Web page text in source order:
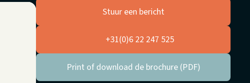
Stuur een bericht
+31(0)6 22 247 525
Print of download de brochure (PDF)